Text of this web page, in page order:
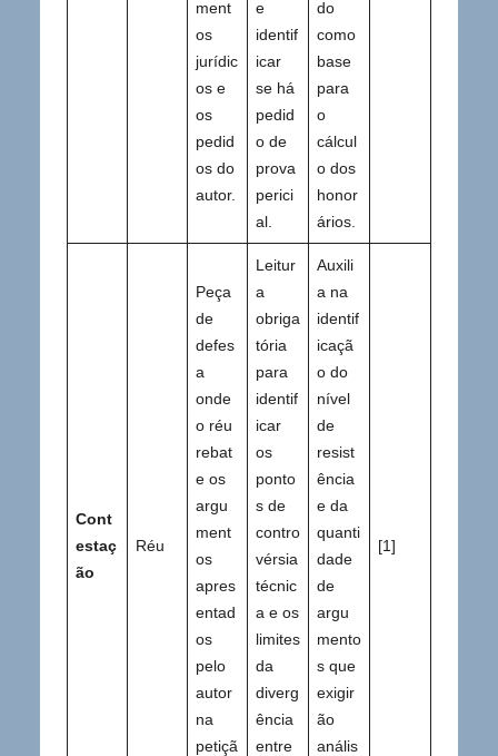
ment
os
jurídic
os e
os
pedid
os do
autor.
e
identif
icar
se há
pedid
o de
prova
perici
al.
do
como
base
para
o
cálcul
o dos
honor
ários.
Cont
estaç
ão
Réu
Peça
de
defes
a
onde
o réu
rebat
e os
argu
ment
os
apres
entad
os
pelo
autor
na
petiçã
Leitur
a
obriga
tória
para
identif
icar
os
ponto
s de
contro
vérsia
técnic
a e os
limites
da
diverg
ência
entre
Auxili
a na
identif
icaçã
o do
nível
de
resist
ência
e da
quanti
dade
de
argu
mento
s que
exigir
ão
anális
[1]